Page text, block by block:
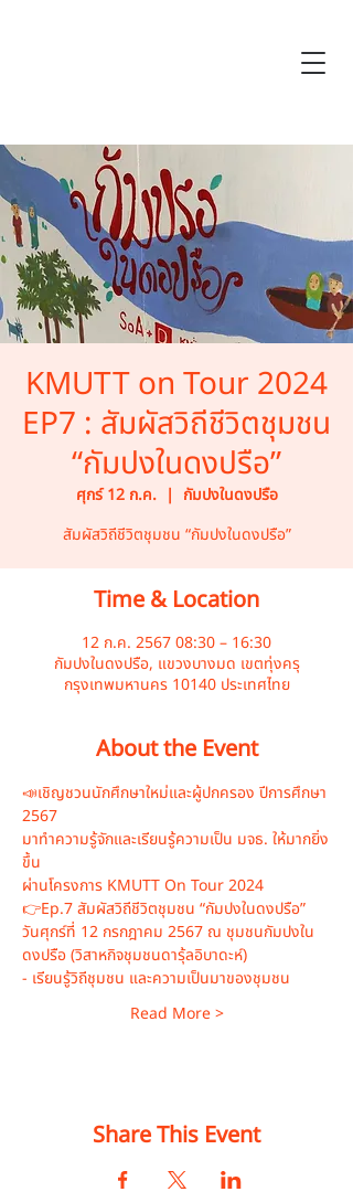
KMUTT on Tour 2024
EP7 : สัมผัสวิถีชีวิตชุมชน
“กัมปงในดงปรือ”
ศุกร์ 12 ก.ค.
  |
กัมปงในดงปรือ
สัมผัสวิถีชีวิตชุมชน “กัมปงในดงปรือ”
Time & Location
12 ก.ค. 2567 08:30 – 16:30
กัมปงในดงปรือ, แขวงบางมด เขตทุ่งครุ
กรุงเทพมหานคร 10140 ประเทศไทย
About the Event
📣เชิญชวนนักศึกษาใหม่และผู้ปกครอง ปีการศึกษา
2567
มาทำความรู้จักและเรียนรู้ความเป็น มจธ. ให้มากยิ่ง
ขึ้น
ผ่านโครงการ KMUTT On Tour 2024
👉Ep.7 สัมผัสวิถีชีวิตชุมชน “กัมปงในดงปรือ”
วันศุกร์ที่ 12 กรกฎาคม 2567 ณ ชุมชนกัมปงใน
ดงปรือ (วิสาหกิจชุมชนดารุ้ลอิบาดะห์)
- เรียนรู้วิถีชุมชน และความเป็นมาของชุมชน
Read More >
Share This Event